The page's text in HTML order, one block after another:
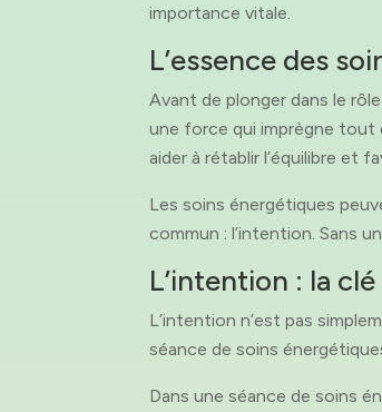
importance vitale.
L’essence des
Avant de plonger dans le
une force qui imprègne tout
aider à rétablir l’équilibre et
Les soins énergétiques
commun : l’intention. Sans
L’intention : la
L’intention n’est pas
séance de soins
Dans une séance de soins